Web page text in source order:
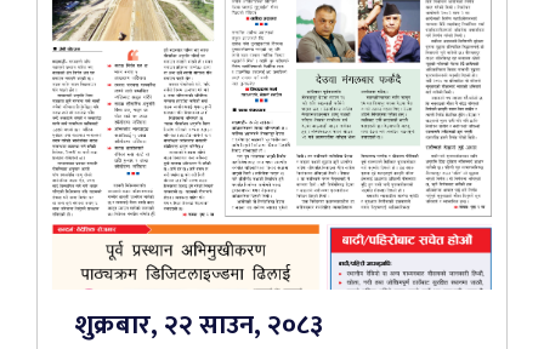
शुक्रबार, २२ साउन, २०८३